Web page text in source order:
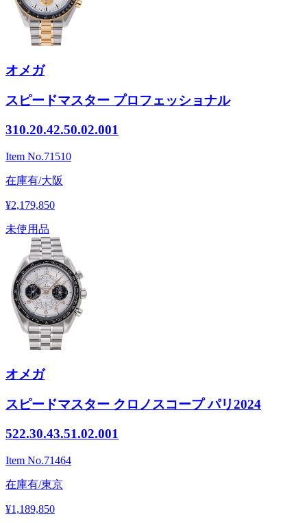
オメガ
スピードマスター プロフェッショナル
310.20.42.50.02.001
Item No.71510
在庫有/大阪
¥2,179,850
未使用品
オメガ
スピードマスター クロノスコープ パリ2024
522.30.43.51.02.001
Item No.71464
在庫有/東京
¥1,189,850